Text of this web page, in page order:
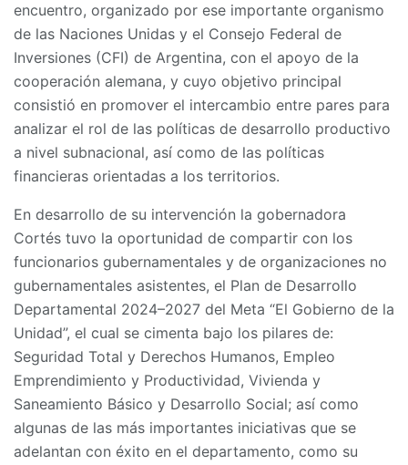
encuentro, organizado por ese importante organismo
de las Naciones Unidas y el Consejo Federal de
Inversiones (CFI) de Argentina, con el apoyo de la
cooperación alemana, y cuyo objetivo principal
consistió en promover el intercambio entre pares para
analizar el rol de las políticas de desarrollo productivo
a nivel subnacional, así como de las políticas
financieras orientadas a los territorios.
En desarrollo de su intervención la gobernadora
Cortés tuvo la oportunidad de compartir con los
funcionarios gubernamentales y de organizaciones no
gubernamentales asistentes, el Plan de Desarrollo
Departamental 2024–2027 del Meta “El Gobierno de la
Unidad”, el cual se cimenta bajo los pilares de:
Seguridad Total y Derechos Humanos, Empleo
Emprendimiento y Productividad, Vivienda y
Saneamiento Básico y Desarrollo Social; así como
algunas de las más importantes iniciativas que se
adelantan con éxito en el departamento, como su